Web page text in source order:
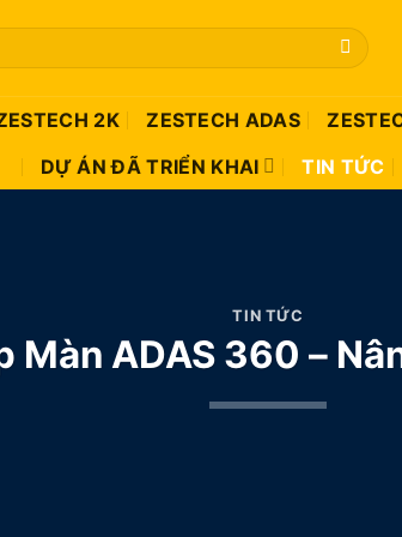
2K ZESTECH ADAS
DỰ ÁN ĐÃ TRIỂN KHAI
TIN TỨC
TIN TỨC
ADAS 360 –